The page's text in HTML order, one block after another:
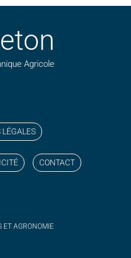
Agricole
CONTACT
ET AGRONOMIE